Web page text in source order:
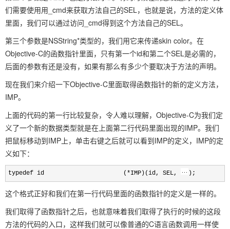
们需要使用用_cmd来获取方法自己的SEL，也就是说，方法的定义体
里面，我们可以通过访问_cmd得到这个方法自己的SEL。
第三个参数是NSString*类型的，我们用它来传递skin color。在
Objective-C的函数指针里面，只有第一个id和第二个SEL是必需的，
后面的参数有还是没有，如果有那么有多少个要取决于方法的声明。
现在我们来介绍一下Objective-C里面取得函数指针的新的定义方法，
IMP。
上面的代码的第一行比较复杂，令人难以理解，Objective-C为我们定
义了一个新的数据类型就是在上面第二行代码里面出现的IMP。我们
把鼠标移动到IMP上，单击右键之后就可以看到IMP的定义，IMP的定
义如下：
typedef id ( *IMP)(id, SEL, );
这个格式正好和我们在第一行代码里面的函数指针的定义是一样的。
我们取得了函数指针之后，也就意味着我们取得了执行的时候的这段
方法的代码的入口，这样我们就可以像普通的C语言函数调用一样使